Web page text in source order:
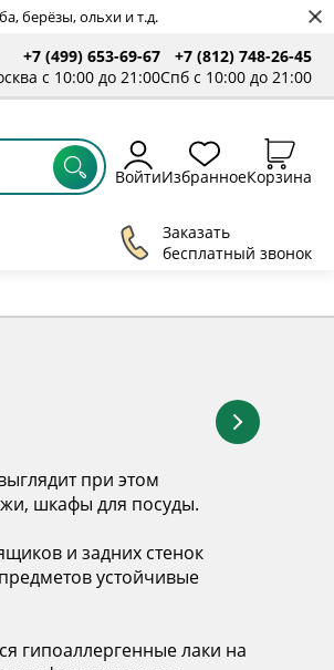
берёзы, ольхи и т.д.
+7 (499) 653-69-67
с 10:00 до 21:00
+7 (812) 748-26-45
Спб с 10:00 до 21:00
ВойтиИзбранноеКорзина
Заказать
бесплатный звонок
при этом
шкафы для посуды.
и задних стенок
устойчивые
гипоаллергенные лаки на